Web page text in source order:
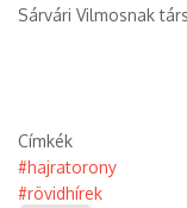
Sárvári Vilmosnak
Címkék
#hajratorony
#rövidhírek